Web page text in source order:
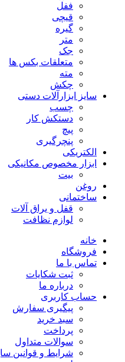
ففل
قیچی
گیره
متر
جک
متعلقات بکس ها
مته
چکش
سایز ابزارآلات دستی
چسب
دستکش کار
پیچ
پنچرگیری
الکتریکی
ابزار مخصوص مکانیکی
بیت
روغن
ساختمانی
قفل و یراق آلات
لوازم نظافت
خانه
فروشگاه
تماس با ما
ثبت شکایات
درباره ما
حساب کاربری
پیگیری سفارش
سبد خرید
پرداخت
سوالات متداول
شرایط و قوانین